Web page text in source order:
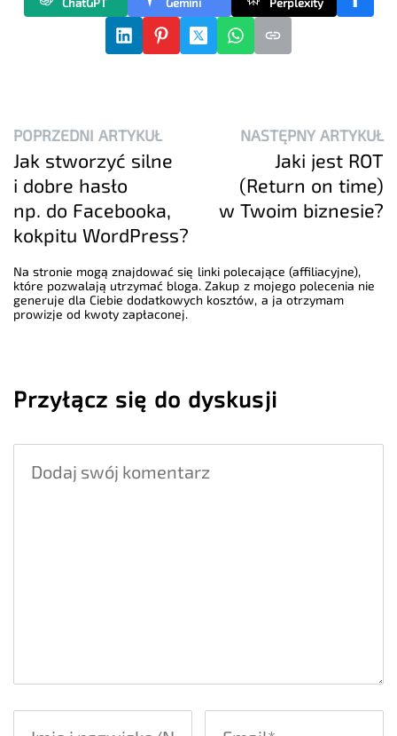
ChatGPT Gemini Perplexity
POPRZEDNI ARTYKUŁ
Jak stworzyć silne
i dobre hasło
np. do Facebooka,
kokpitu WordPress?
NASTĘPNY ARTYKUŁ
Jaki jest ROT
(Return on time)
w Twoim biznesie?
Na stronie mogą znajdować się linki polecające (affiliacyjne),
które pozwalają utrzymać bloga. Zakup z mojego polecenia nie
generuje dla Ciebie dodatkowych kosztów, a ja otrzymam
prowizje od kwoty zapłaconej.
Przyłącz się do dyskusji